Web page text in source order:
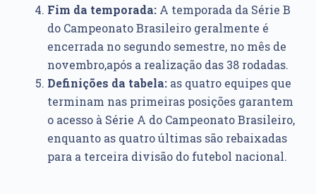
Fim da temporada:A temporada da Série B
do Campeonato Brasileiro geralmente é
encerrada no segundo semestre, no mês de
novembro,após a realização das 38 rodadas.
Definições da tabela:as quatro equipes que
terminam nas primeiras posições garantem
o acesso à Série A do Campeonato Brasileiro,
enquanto as quatro últimas são rebaixadas
para a terceira divisão do futebol nacional.